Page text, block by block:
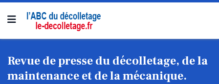
Revue de presse du décolletage, de la
maintenance et de la mécanique.